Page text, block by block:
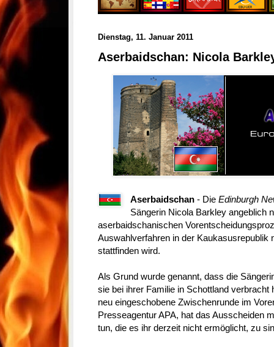
Dienstag, 11. Januar 2011
Aserbaidschan: Nicola
Aserbaidschan - DieEdinburgh
Sängerin Nicola Barkley angeblich
aserbaidschanischen
Auswahlverfahren in der Kaukasusrepublik
stattfinden wird.
Als Grund wurde genannt, dass die
sie bei ihrer Familie in Schottland verbracht
neu eingeschobene Zwischenrunde im
Presseagentur APA, hat das Ausscheiden
tun, die es ihr derzeit nicht ermöglicht, zu